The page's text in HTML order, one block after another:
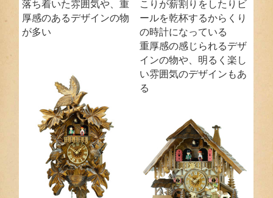
落ち着いた雰囲気や、重
厚感のあるデザインの物
が多い
こりが薪割りをしたりビ
ールを乾杯するからくり
の時計になっている
重厚感の感じられるデザ
インの物や、明るく楽し
い雰囲気のデザインもあ
る